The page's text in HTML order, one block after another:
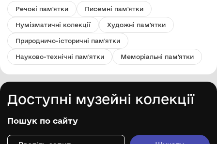
Речові пам'ятки Писемні пам'ятки
Нумізматичні колекції Художні пам'ятки
Природничо-історичні пам'ятки
Науково-технічні пам'ятки Меморіальні пам'ятки
Доступні музейні колекції
Пошук по сайту